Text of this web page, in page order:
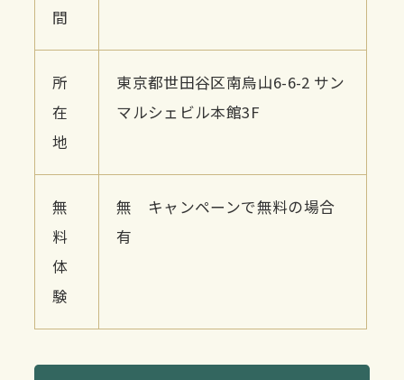
間
所
在
地
東京都世田谷区南烏山6-6-2 サン
マルシェビル本館3F
無
料
体
験
無 キャンペーンで無料の場合
有